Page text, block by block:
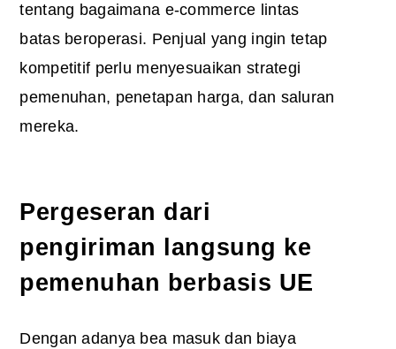
tentang bagaimana e-commerce lintas
batas beroperasi. Penjual yang ingin tetap
kompetitif perlu menyesuaikan strategi
pemenuhan, penetapan harga, dan saluran
mereka.
Pergeseran dari
pengiriman langsung ke
pemenuhan berbasis UE
Dengan adanya bea masuk dan biaya